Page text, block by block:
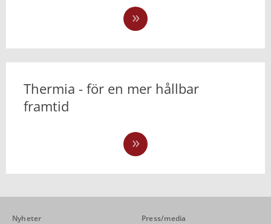
Thermia - för en mer hållbar
framtid
Nyheter Press/media